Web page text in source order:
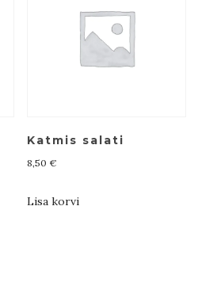
Katmis salati
8,50 €
Lisa korvi